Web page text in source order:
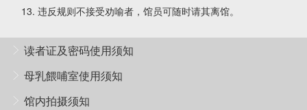
违反规则不接受劝喻者，馆员可随时请其离馆。
读者证及密码使用须知
母乳餵哺室使用须知
馆内拍摄须知